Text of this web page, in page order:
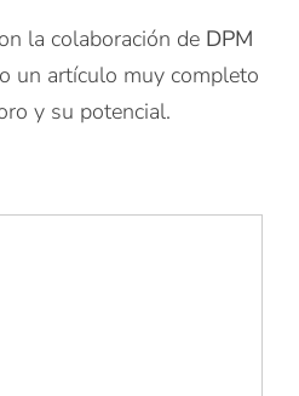
la colaboración de DPM
un artículo muy completo
y su potencial.